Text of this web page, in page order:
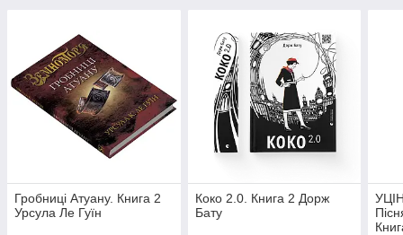
Гробниці Атуану. Книга 2
Урсула Ле Гуїн
Коко 2.0. Книга 2 Дорж
Бату